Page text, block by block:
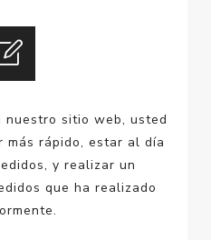
sitio web, usted
más rápido, estar al día
y realizar un
que ha realizado